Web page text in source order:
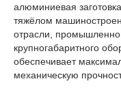
алюминиевая
тяжёлом
отрасли,
крупногабаритного
обеспечивает
механическую